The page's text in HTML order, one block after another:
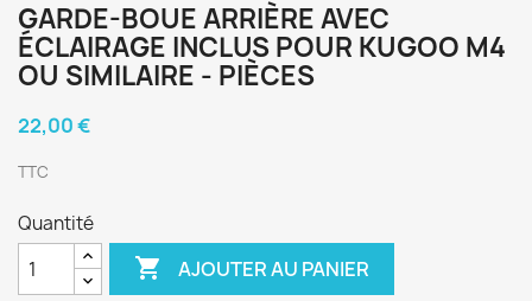
GARDE-BOUE ARRIÈRE AVEC
ÉCLAIRAGE INCLUS POUR KUGOO M4
OU SIMILAIRE - PIÈCES
22,00 €
TTC
Quantité
 AJOUTER AU PANIER